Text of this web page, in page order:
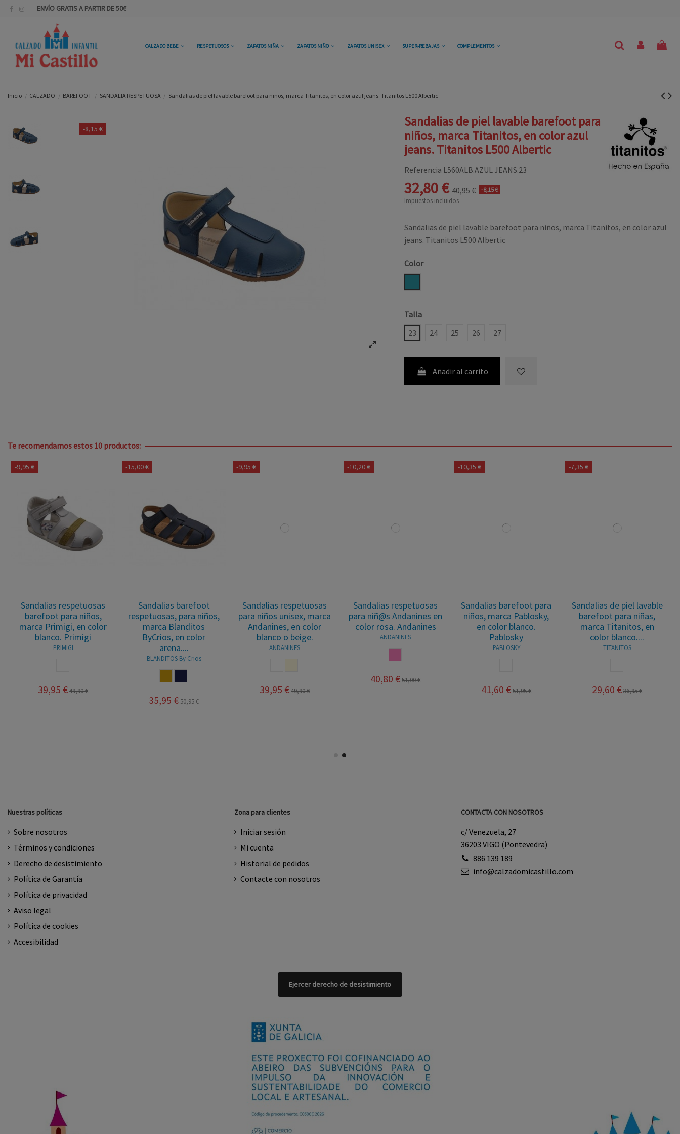
ENVÍO GRATIS A PARTIR DE 50€
CALZADO BEBE RESPETUOSOS ZAPATOS NIÑA ZAPATOS NIÑO ZAPATOS UNISEX SUPER-REBAJAS COMPLEMENTOS
Inicio CALZADO BAREFOOT SANDALIA RESPETUOSA Sandalias de piel lavable barefoot para niños, marca Titanitos, en color azul jeans. Titanitos L500 Albertic
-8,15 €
Sandalias de piel lavable barefoot para
niños, marca Titanitos, en color azul
jeans. Titanitos L500 Albertic
Referencia L560ALB.AZUL JEANS.23
32,80 € 40,95 € -8,15 €
Impuestos incluidos
Sandalias de piel lavable barefoot para niños, marca Titanitos, en color azul
jeans. Titanitos L500 Albertic
Color
Talla
23
24 25 26 27
Añadir al carrito
Te recomendamos estos 10 productos:
-9,95 €
Sandalias respetuosas
barefoot para niños,
marca Primigi, en color
blanco. Primigi
PRIMIGI
39,95 €49,90 €
-15,00 €
Sandalias barefoot
respetuosas, para niños,
marca Blanditos
ByCrios, en color
arena....
BLANDITOS By Crios
35,95 €50,95 €
-9,95 €
Sandalias respetuosas
para niños unisex, marca
Andanines, en color
blanco o beige.
ANDANINES
39,95 €49,90 €
-10,20 €
Sandalias respetuosas
para niñ@s Andanines en
color rosa. Andanines
ANDANINES
40,80 €51,00 €
-10,35 €
Sandalias barefoot para
niños, marca Pablosky,
en color blanco.
Pablosky
PABLOSKY
41,60 €51,95 €
-7,35 €
Sandalias de piel lavable
barefoot para niñas,
marca Titanitos, en
color blanco....
TITANITOS
29,60 €36,95 €
Nuestras políticas
Sobre nosotros
Términos y condiciones
Derecho de desistimiento
Política de Garantía
Política de privacidad
Aviso legal
Política de cookies
Accesibilidad
Zona para clientes
Iniciar sesión
Mi cuenta
Historial de pedidos
Contacte con nosotros
CONTACTA CON NOSOTROS
c/ Venezuela, 27
36203 VIGO (Pontevedra)
886 139 189
info@calzadomicastillo.com
Ejercer derecho de desistimiento